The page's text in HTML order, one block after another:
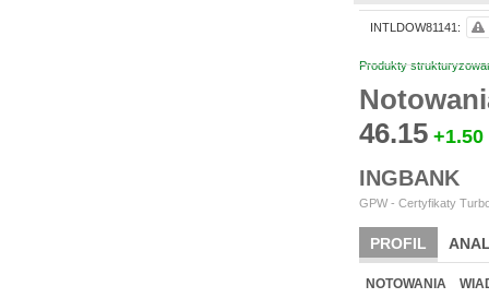
Produkty
46.15 +1.50
INGBANK
GPW - Certyfikaty
PROFIL
NOTOWANIA
INTLDOW81141: